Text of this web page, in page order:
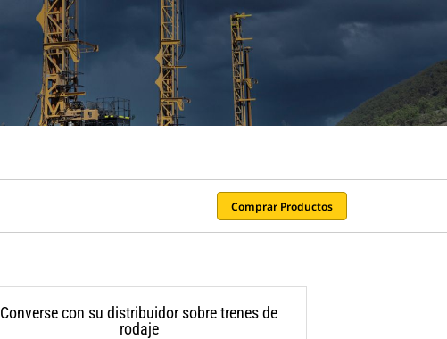
Comprar Productos
Converse con su distribuidor sobre trenes de
rodaje